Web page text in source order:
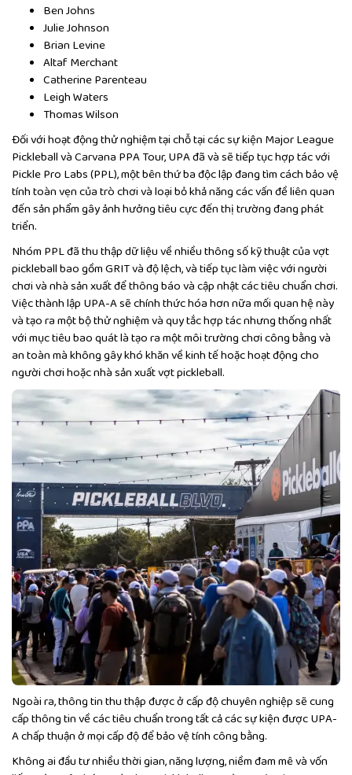
Ben Johns
Julie Johnson
Brian Levine
Altaf Merchant
Catherine Parenteau
Leigh Waters
Thomas Wilson
Đối với hoạt động thử nghiệm tại chỗ tại các sự kiện Major League
Pickleball và Carvana PPA Tour, UPA đã và sẽ tiếp tục hợp tác với
Pickle Pro Labs (PPL), một bên thứ ba độc lập đang tìm cách bảo vệ
tính toàn vẹn của trò chơi và loại bỏ khả năng các vấn đề liên quan
đến sản phẩm gây ảnh hưởng tiêu cực đến thị trường đang phát
triển.
Nhóm PPL đã thu thập dữ liệu về nhiều thông số kỹ thuật của vợt
pickleball bao gồm GRIT và độ lệch, và tiếp tục làm việc với người
chơi và nhà sản xuất để thông báo và cập nhật các tiêu chuẩn chơi.
Việc thành lập UPA-A sẽ chính thức hóa hơn nữa mối quan hệ này
và tạo ra một bộ thử nghiệm và quy tắc hợp tác nhưng thống nhất
với mục tiêu bao quát là tạo ra một môi trường chơi công bằng và
an toàn mà không gây khó khăn về kinh tế hoặc hoạt động cho
người chơi hoặc nhà sản xuất vợt pickleball.
Ngoài ra, thông tin thu thập được ở cấp độ chuyên nghiệp sẽ cung
cấp thông tin về các tiêu chuẩn trong tất cả các sự kiện được UPA-
A chấp thuận ở mọi cấp độ để bảo vệ tính công bằng.
Không ai đầu tư nhiều thời gian, năng lượng, niềm đam mê và vốn